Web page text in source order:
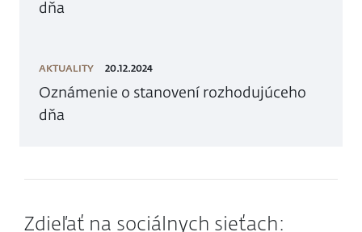
dňa
AKTUALITY 20.12.2024
Oznámenie o stanovení rozhodujúceho
dňa
Zdieľať na sociálnych sieťach: